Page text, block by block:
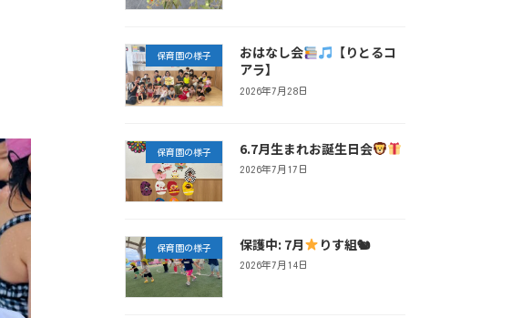
保育園の様子 おはなし会
【りとるコ
アラ】
2026年7月28日
保育園の様子 6.7月生まれお誕生日会
2026年7月17日
保育園の様子 保護中: 7月 りす組🐿
2026年7月14日